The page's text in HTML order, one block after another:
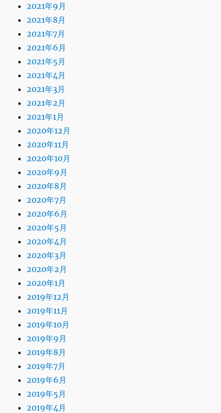
2021年9月
2021年8月
2021年7月
2021年6月
2021年5月
2021年4月
2021年3月
2021年2月
2021年1月
2020年12月
2020年11月
2020年10月
2020年9月
2020年8月
2020年7月
2020年6月
2020年5月
2020年4月
2020年3月
2020年2月
2020年1月
2019年12月
2019年11月
2019年10月
2019年9月
2019年8月
2019年7月
2019年6月
2019年5月
2019年4月